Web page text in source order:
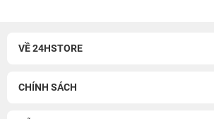
VỀ 24HSTORE
CHÍNH SÁCH